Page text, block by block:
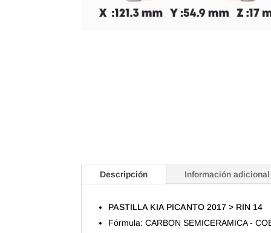
Descripción Información adicional
PASTILLA KIA PICANTO 2017 > RIN 14
Fórmula: CARBON SEMICERAMICA -